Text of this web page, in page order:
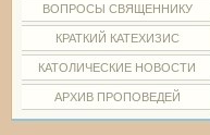
ВОПРОСЫ СВЯЩЕННИКУ
КРАТКИЙ КАТЕХИЗИС
КАТОЛИЧЕСКИЕ НОВОСТИ
АРХИВ ПРОПОВЕДЕЙ